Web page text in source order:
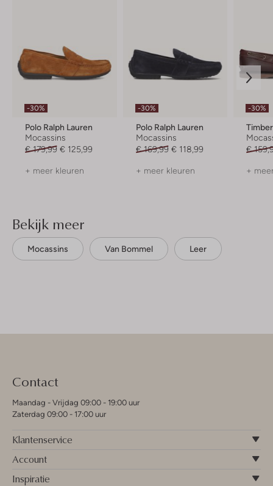
-30%
Polo Ralph Lauren
Mocassins
€ 179,99 € 125,99
+ meer kleuren
-30%
Polo Ralph Lauren
Mocassins
€ 169,99 € 118,99
+ meer kleuren
-30%
€
+
Bekijk meer
Mocassins Van Bommel Leer
Contact
Maandag - Vrijdag 09:00 - 19:00 uur
Zaterdag 09:00 - 17:00 uur
Klantenservice
Account
Inspiratie